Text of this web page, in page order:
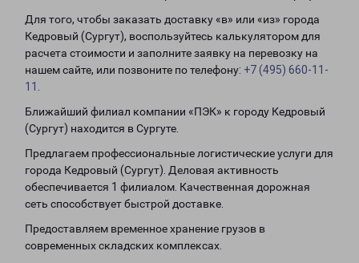
Для того, чтобы заказать доставку «в» или «из» города
Кедровый (Сургут), воспользуйтесь калькулятором для
расчета стоимости и заполните заявку на перевозку на
нашем сайте, или позвоните по телефону: +7 (495) 660-11-
11
Ближайший филиал компании «ПЭК» к городу Кедровый
(Сургут) находится в Сургуте.
Предлагаем профессиональные логистические услуги для
города Кедровый (Сургут). Деловая активность
обеспечивается 1 филиалом. Качественная дорожная
сеть способствует быстрой доставке.
Предоставляем временное хранение грузов в
современных складских комплексах.